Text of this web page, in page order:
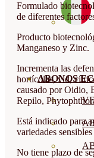
ABONOS
Formulado
de diferentes
Producto
Manganeso y Zinc.
Incrementa las
hortícolas, vid,
causado por Oidio,
Repilo,
Está indicado para
variedades
No tiene plazo de